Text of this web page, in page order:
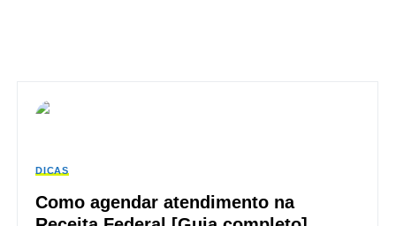
DICAS
Como agendar atendimento na